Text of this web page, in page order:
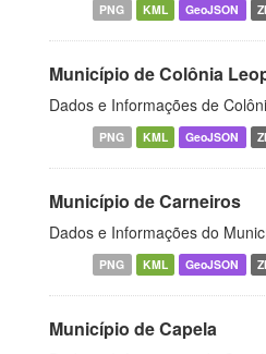
PNG KML GeoJSON
Município de Colônia
Dados e Informações de
PNG KML GeoJSON
Município de Carneiros
Dados e Informações do
PNG KML GeoJSON
Município de Capela